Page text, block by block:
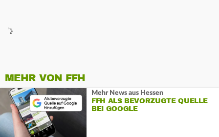
MEHR VON FFH
Mehr News aus Hessen
FFH ALS BEVORZUGTE QUELLE
BEI GOOGLE